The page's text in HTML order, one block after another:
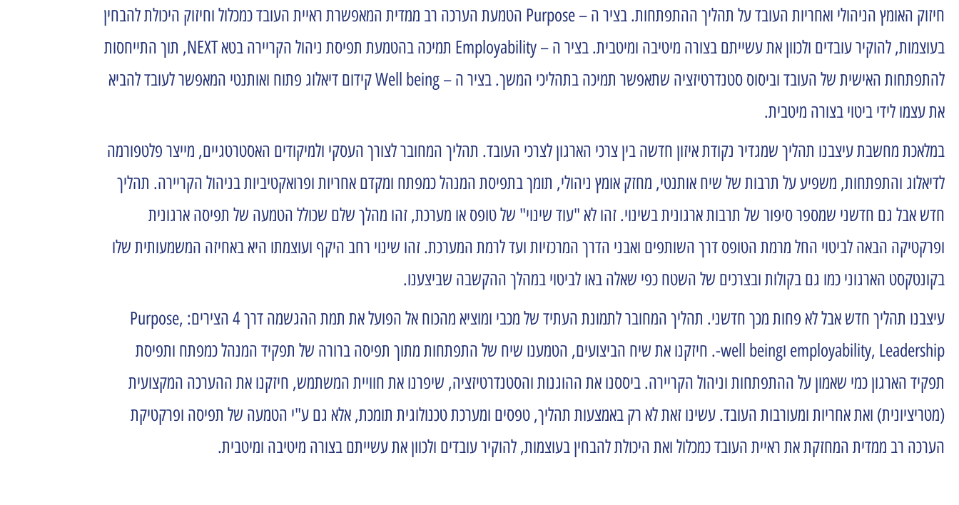
חיזוק האומץ הניהולי ואחריות העובד על תהליך ההתפתחות. בציר ה – Purpose הטמעת הערכה רב ממדית המאפשרת ראיית העובד כמכלול וחיזוק היכולת להבחין
בעוצמות, להוקיר עובדים ולכוון את עשייתם בצורה מיטיבה ומיטבית. בציר ה – Employability תמיכה בהטמעת תפיסת ניהול הקריירה בטא NEXT, תוך התייחסות
להתפתחות האישית של העובד וביסוס סטנדרטיזציה שתאפשר תמיכה בתהליכי המשך. בציר ה – Well being קידום דיאלוג פתוח ואותנטי המאפשר לעובד להביא
את עצמו לידי ביטוי בצורה מיטבית.
במלאכת מחשבת עיצבנו תהליך שמגדיר נקודת איזון חדשה בין צרכי הארגון לצרכי העובד. תהליך המחובר לצורך העסקי ולמיקודים האסטרטגיים, מייצר פלטפורמה
לדיאלוג והתפתחות, משפיע על תרבות של שיח אותנטי, מחזק אומץ ניהולי, תומך בתפיסת המנהל כמפתח ומקדם אחריות ופרואקטיביות בניהול הקריירה. תהליך
חדש אבל גם חדשני שמספר סיפור של תרבות ארגונית בשינוי. זהו לא "עוד שינוי" של טופס או מערכת, זהו מהלך שלם שכולל הטמעה של תפיסה ארגונית
ופרקטיקה הבאה לביטוי החל מרמת הטופס דרך השותפים ואבני הדרך המרכזיות ועד לרמת המערכת. זהו שינוי רחב היקף ועוצמתו היא באחיזה המשמעותית שלו
בקונטקסט הארגוני כמו גם בקולות ובצרכים של השטח כפי שאלה באו לביטוי במהלך ההקשבה שביצענו.
עיצבנו תהליך חדש אבל לא פחות מכך חדשני. תהליך המחובר לתמונת העתיד של מכבי ומוציא מהכוח אל הפועל את תמת ההגשמה דרך 4 הצירים: Purpose,
employability, Leadership וwell being-. חיזקנו את שיח הביצועים, הטמענו שיח של התפתחות מתוך תפיסה ברורה של תפקיד המנהל כמפתח ותפיסת
תפקיד הארגון כמי שאמון על ההתפתחות וניהול הקריירה. ביססנו את ההוגנות והסטנדרטיזציה, שיפרנו את חוויית המשתמש, חיזקנו את ההערכה המקצועית
(מטריציונית) ואת אחריות ומעורבות העובד. עשינו זאת לא רק באמצעות תהליך, טפסים ומערכת טכנולוגית תומכת, אלא גם ע"י הטמעה של תפיסה ופרקטיקת
הערכה רב ממדית המחזקת את ראיית העובד כמכלול ואת היכולת להבחין בעוצמות, להוקיר עובדים ולכוון את עשייתם בצורה מיטיבה ומיטבית.